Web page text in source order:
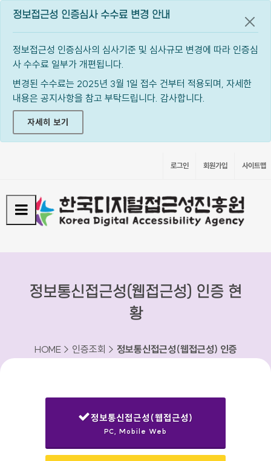
정보접근성 인증심사 수수료 변경 안내
정보접근성 인증심사의 심사기준 및 심사규모 변경에 따라 인증심
사 수수료 일부가 개편됩니다.
변경된 수수료는 2025년 3월 1일 접수 건부터 적용되며, 자세한
내용은 공지사항을 참고 부탁드립니다. 감사합니다.
자세히 보기
공지
로그인 회원가입 사이트맵
정보통신접근성(웹접근성) 인증 현
황
HOME > 인증조회 > 정보통신접근성(웹접근성) 인증
정보통신접근성(웹접근성)
PC, Mobile Web